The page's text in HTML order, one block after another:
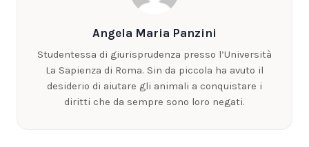
Angela Maria Panzini
Studentessa di giurisprudenza presso l’Università
La Sapienza di Roma. Sin da piccola ha avuto il
desiderio di aiutare gli animali a conquistare i
diritti che da sempre sono loro negati.